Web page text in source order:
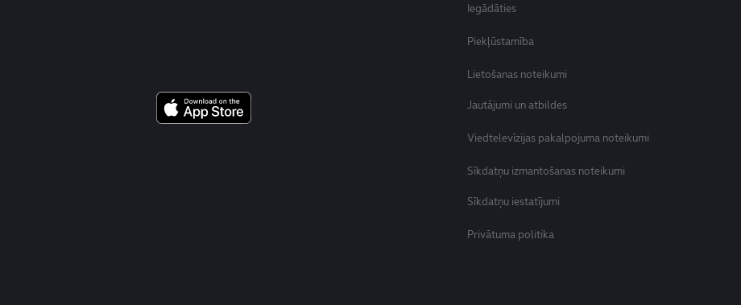
Iegādāties
Piekļūstamība
Lietošanas noteikumi
Jautājumi un atbildes
Viedtelevīzijas pakalpojuma noteikumi
Sīkdatņu izmantošanas noteikumi
Sīkdatņu iestatījumi
Privātuma politika